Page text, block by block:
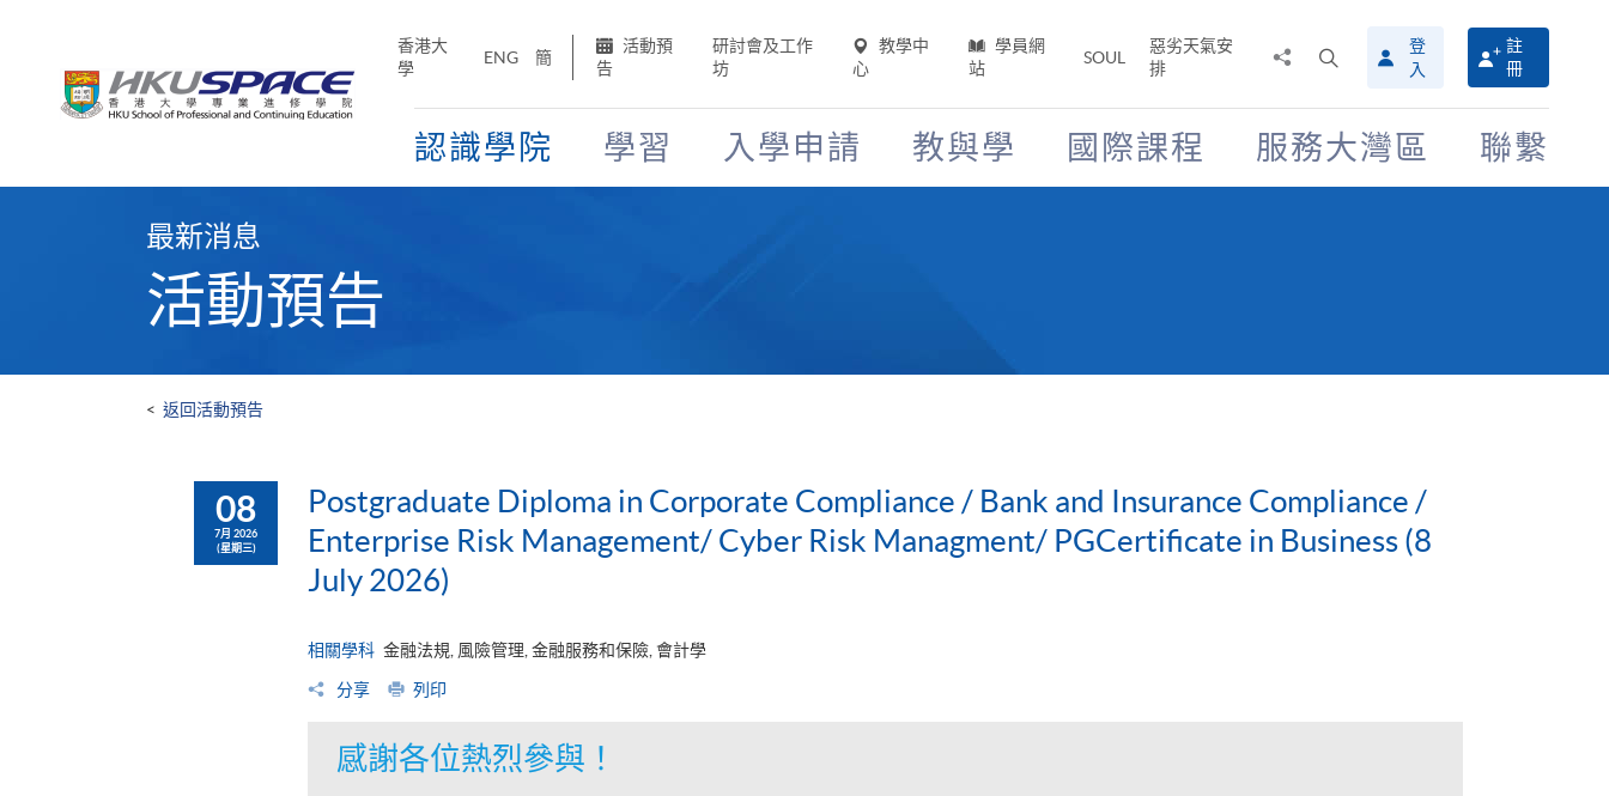
香港大
學
ENG 簡
活動預
告
研討會及工作
坊
教學中
心
學員網
站
SOUL
惡劣天氣安
排
搜
尋
介
面
登
入
註
冊
認識學院 學習 入學申請 教與學 國際課程 服務大灣區 聯繫
最新消息
活動預告
< 返回活動預告
08
7月 2026
(星期三)
Postgraduate Diploma in Corporate Compliance / Bank and Insurance Compliance /
Enterprise Risk Management/ Cyber Risk Managment/ PGCertificate in Business (8
July 2026)
相關學科 金融法規, 風險管理, 金融服務和保險, 會計學
分享 列印
感謝各位熱烈參與！